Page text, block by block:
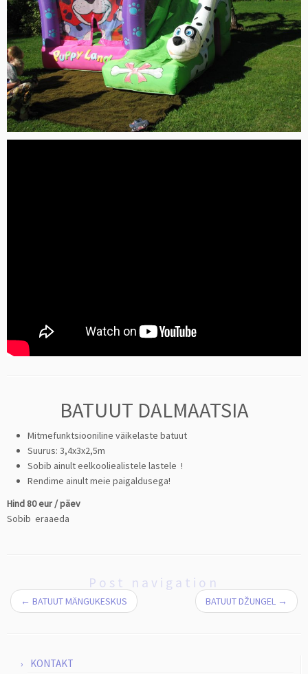
BATUUT DALMAATSIA
Mitmefunktsiooniline väikelaste batuut
Suurus: 3,4x3x2,5m
Sobib ainult eelkooliealistele lastele !
Rendime ainult meie paigaldusega!
Hind 80 eur / päev
Sobib eraaeda
Post navigation
← BATUUT MÄNGUKESKUS BATUUT DŽUNGEL →
KONTAKT